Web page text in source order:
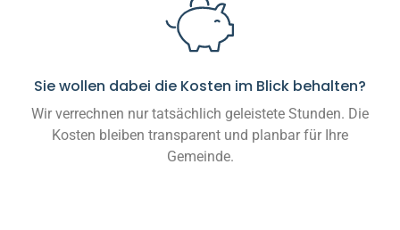
Sie wollen dabei die Kosten im Blick behalten?
Wir verrechnen nur tatsächlich geleistete Stunden. Die
Kosten bleiben transparent und planbar für Ihre
Gemeinde.